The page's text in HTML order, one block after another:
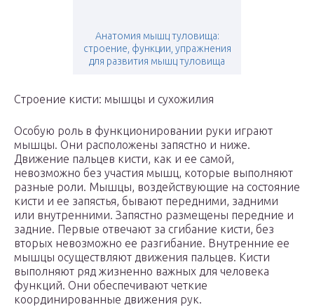
Анатомия мышц туловища:
строение, функции, упражнения
для развития мышц туловища
Строение кисти: мышцы и сухожилия
Особую роль в функционировании руки играют
мышцы. Они расположены запястно и ниже.
Движение пальцев кисти, как и ее самой,
невозможно без участия мышц, которые выполняют
разные роли. Мышцы, воздействующие на состояние
кисти и ее запястья, бывают передними, задними
или внутренними. Запястно размещены передние и
задние. Первые отвечают за сгибание кисти, без
вторых невозможно ее разгибание. Внутренние ее
мышцы осуществляют движения пальцев. Кисти
выполняют ряд жизненно важных для человека
функций. Они обеспечивают четкие
координированные движения рук.